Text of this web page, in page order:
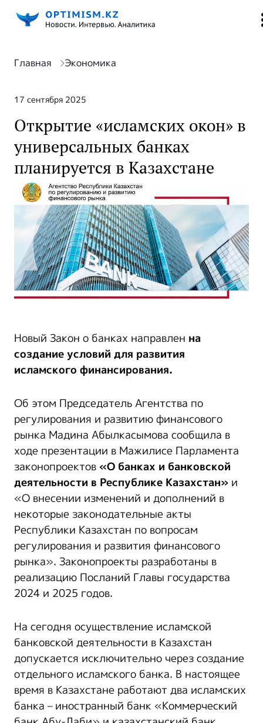
Главная Экономика
17 сентября 2025
Открытие «исламских окон» в
универсальных банках
планируется в Казахстане
Новый Закон о банках направлен на
создание условий для развития
исламского финансирования.
Об этом Председатель Агентства по
регулирования и развитию финансового
рынка Мадина Абылкасымова сообщила в
ходе презентации в Мажилисе Парламента
законопроектов «О банках и банковской
деятельности в Республике Казахстан» и
«О внесении изменений и дополнений в
некоторые законодательные акты
Республики Казахстан по вопросам
регулирования и развития финансового
рынка». Законопроекты разработаны в
реализацию Посланий Главы государства
2024 и 2025 годов.
На сегодня осуществление исламской
банковской деятельности в Казахстан
допускается исключительно через создание
отдельного исламского банка. В настоящее
время в Казахстане работают два исламских
банка – иностранный банк «Коммерческий